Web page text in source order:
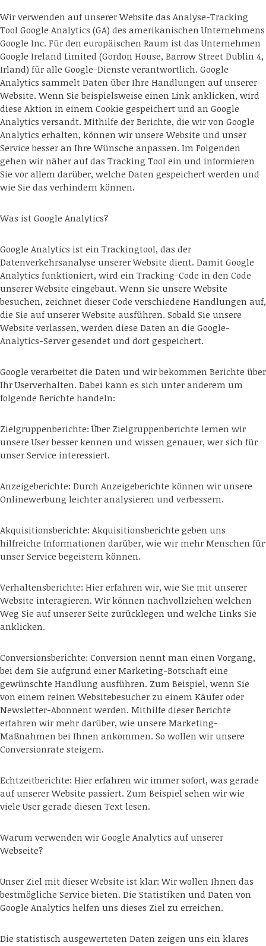
Wir verwenden auf unserer Website das Analyse-Tracking
Tool Google Analytics (GA) des amerikanischen Unternehmens
Google Inc. Für den europäischen Raum ist das Unternehmen
Google Ireland Limited (Gordon House, Barrow Street Dublin 4,
Irland) für alle Google-Dienste verantwortlich. Google
Analytics sammelt Daten über Ihre Handlungen auf unserer
Website. Wenn Sie beispielsweise einen Link anklicken, wird
diese Aktion in einem Cookie gespeichert und an Google
Analytics versandt. Mithilfe der Berichte, die wir von Google
Analytics erhalten, können wir unsere Website und unser
Service besser an Ihre Wünsche anpassen. Im Folgenden
gehen wir näher auf das Tracking Tool ein und informieren
Sie vor allem darüber, welche Daten gespeichert werden und
wie Sie das verhindern können.
Was ist Google Analytics?
Google Analytics ist ein Trackingtool, das der
Datenverkehrsanalyse unserer Website dient. Damit Google
Analytics funktioniert, wird ein Tracking-Code in den Code
unserer Website eingebaut. Wenn Sie unsere Website
besuchen, zeichnet dieser Code verschiedene Handlungen auf,
die Sie auf unserer Website ausführen. Sobald Sie unsere
Website verlassen, werden diese Daten an die Google-
Analytics-Server gesendet und dort gespeichert.
Google verarbeitet die Daten und wir bekommen Berichte über
Ihr Userverhalten. Dabei kann es sich unter anderem um
folgende Berichte handeln:
Zielgruppenberichte: Über Zielgruppenberichte lernen wir
unsere User besser kennen und wissen genauer, wer sich für
unser Service interessiert.
Anzeigeberichte: Durch Anzeigeberichte können wir unsere
Onlinewerbung leichter analysieren und verbessern.
Akquisitionsberichte: Akquisitionsberichte geben uns
hilfreiche Informationen darüber, wie wir mehr Menschen für
unser Service begeistern können.
Verhaltensberichte: Hier erfahren wir, wie Sie mit unserer
Website interagieren. Wir können nachvollziehen welchen
Weg Sie auf unserer Seite zurücklegen und welche Links Sie
anklicken.
Conversionsberichte: Conversion nennt man einen Vorgang,
bei dem Sie aufgrund einer Marketing-Botschaft eine
gewünschte Handlung ausführen. Zum Beispiel, wenn Sie
von einem reinen Websitebesucher zu einem Käufer oder
Newsletter-Abonnent werden. Mithilfe dieser Berichte
erfahren wir mehr darüber, wie unsere Marketing-
Maßnahmen bei Ihnen ankommen. So wollen wir unsere
Conversionrate steigern.
Echtzeitberichte: Hier erfahren wir immer sofort, was gerade
auf unserer Website passiert. Zum Beispiel sehen wir wie
viele User gerade diesen Text lesen.
Warum verwenden wir Google Analytics auf unserer
Webseite?
Unser Ziel mit dieser Website ist klar: Wir wollen Ihnen das
bestmögliche Service bieten. Die Statistiken und Daten von
Google Analytics helfen uns dieses Ziel zu erreichen.
Die statistisch ausgewerteten Daten zeigen uns ein klares